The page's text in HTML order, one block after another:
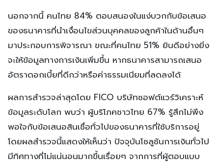
นอกจากนี้ คนไทย 84% ตอบสนองในแง่บวกกับข้อเสนอ
ของธนาคารที่นำเงื่อนไขส่วนบุคคลของลูกค้าในด้านอื่นๆ
มาประกอบการพิจารณา ขณะที่คนไทย 51% ยินดีอย่างยิ่ง
จะให้ข้อมูลทางการเงินเพิ่มขึ้น หากธนาคารสามารถเสนอ
อัตราดอกเบี้ยที่ดีกว่าหรือค่าธรรมเนียมที่ลดลงได้
ผลการสำรวจล่าสุดโดย FICO บริษัทซอฟต์แวร์วิเคราะห์
ข้อมูลระดับโลก พบว่า ผู้บริโภคชาวไทย 67% รู้สึกไม่พึง
พอใจกับข้อเสนอสินเชื่อทั่วไปของธนาคารที่ใช้บริการอยู่
โดยผลสำรวจนี้แสดงให้เห็นว่า ปัจจุบันโซลูชันการเงินทั่วไป
มีทิศทางที่ไม่แน่นอนมากขึ้นเรื่อยๆ จากการที่ผู้ตอบแบบ